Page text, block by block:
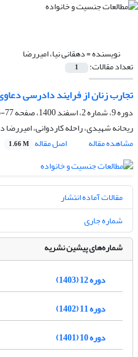
نویسنده =دهقانی نیا، امیررضا
تعداد مقالات: 1
تجارب زنان از فرایند دادرسی
دوره 9، شماره 2، اسفند 1400، صفحه
77-115
ریحانه شهیدی، راحله کاردوانی،
مشاهده مقاله
اصل مقاله 1.66 M
مقالات آماده انتشار
شماره جاری
شماره‌های پیشین نشریه
دوره 12 (1403)
دوره 11 (1402)
دوره 10 (1401)